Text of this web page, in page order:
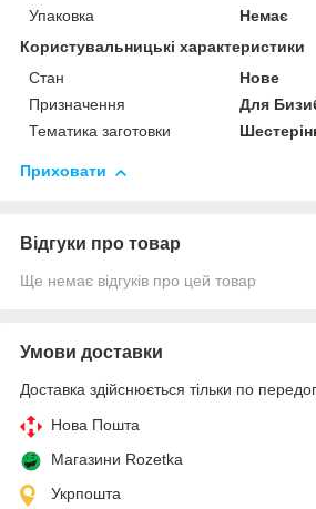
Упаковка
Немає
Користувальницькі характеристики
Стан
Нове
Призначення
Для
Тематика заготовки
Приховати
Відгуки про товар
Ще немає відгуків про цей товар
Умови доставки
Доставка здійснюється тільки по
Нова Пошта
Магазини Rozetka
Укрпошта